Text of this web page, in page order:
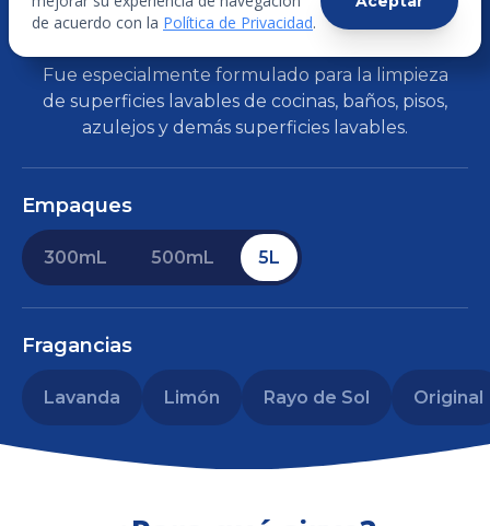
CON ALCOHOL
Fue especialmente formulado para la limpieza
de superficies lavables de cocinas, baños, pisos,
azulejos y demás superficies lavables.
Empaques
300mL 500mL 5L
Fragancias
Lavanda Limón Rayo de Sol Original
de acuerdo con la Política de Privacidad.